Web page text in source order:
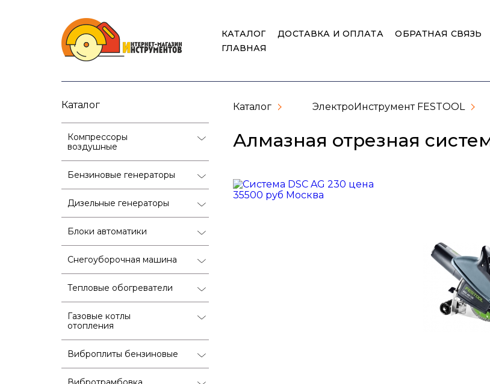
КАТАЛОГ ДОСТАВКА И ОПЛАТА ОБРАТНАЯ СВЯЗЬ
ГЛАВНАЯ
Каталог
Компрессоры
воздушные
Бензиновые генераторы
Дизельные генераторы
Блоки автоматики
Снегоуборочная машина
Тепловые обогреватели
Газовые котлы
отопления
Виброплиты бензиновые
Каталог ЭлектроИнструмент FESTOOL
Алмазная отрезная